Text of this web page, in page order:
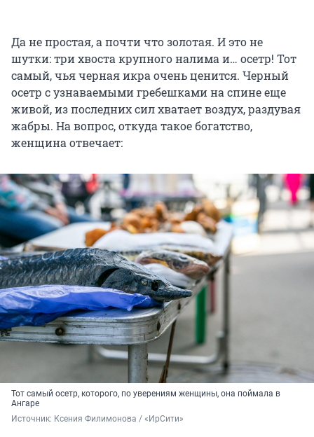
Да не простая, а почти что золотая. И это не
шутки: три хвоста крупного налима и… осетр! Тот
самый, чья черная икра очень ценится. Черный
осетр с узнаваемыми гребешками на спине еще
живой, из последних сил хватает воздух, раздувая
жабры. На вопрос, откуда такое богатство,
женщина отвечает:
Тот самый осетр, которого, по уверениям женщины, она поймала в
Ангаре
Источник: Ксения Филимонова / «ИрСити»